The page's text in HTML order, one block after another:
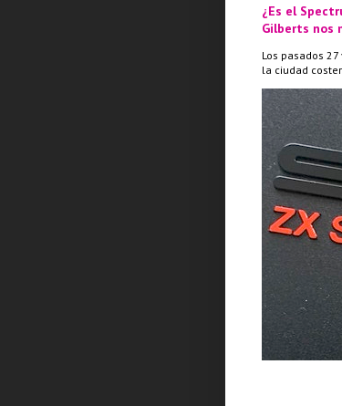
¿Es el
Gilberts nos
Los pasados
la ciudad